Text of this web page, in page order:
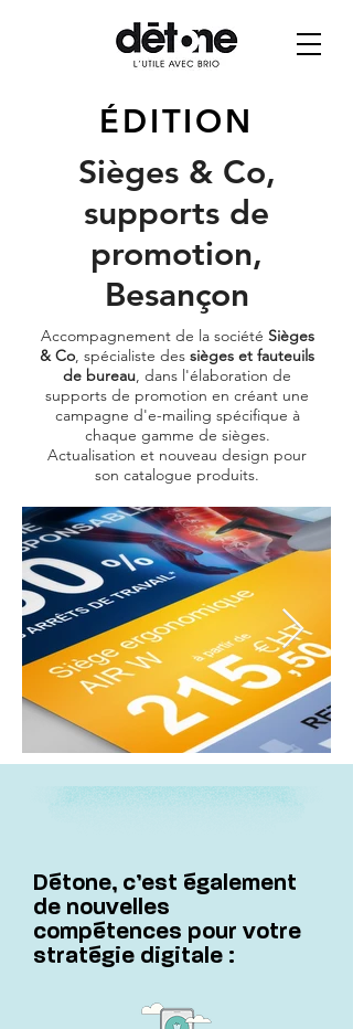
ÉDITION
Sièges & Co,
supports de
promotion,
Besançon
Accompagnement de la société Sièges
& Co, spécialiste des sièges et fauteuils
de bureau, dans l'élaboration de
supports de promotion en créant une
campagne d'e-mailing spécifique à
chaque gamme de sièges.
Actualisation et nouveau design pour
son catalogue produits.
Détone, c’est également
de nouvelles
compétences pour votre
stratégie digitale :